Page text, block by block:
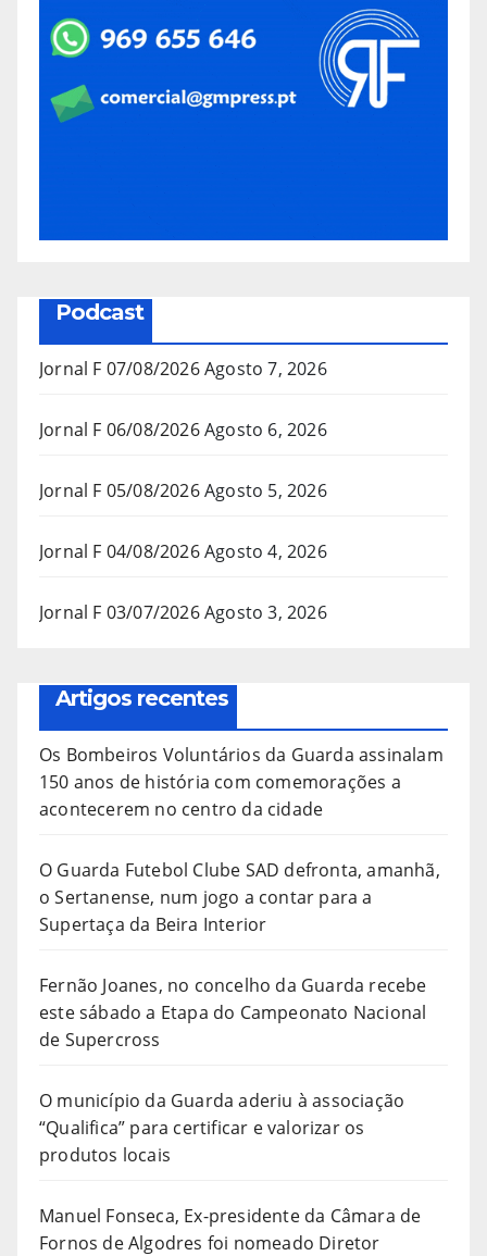
Podcast
Jornal F 07/08/2026Agosto 7, 2026
Jornal F 06/08/2026Agosto 6, 2026
Jornal F 05/08/2026Agosto 5, 2026
Jornal F 04/08/2026Agosto 4, 2026
Jornal F 03/07/2026Agosto 3, 2026
Artigos recentes
Os Bombeiros Voluntários da Guarda assinalam
150 anos de história com comemorações a
acontecerem no centro da cidade
O Guarda Futebol Clube SAD defronta, amanhã,
o Sertanense, num jogo a contar para a
Supertaça da Beira Interior
Fernão Joanes, no concelho da Guarda recebe
este sábado a Etapa do Campeonato Nacional
de Supercross
O município da Guarda aderiu à associação
“Qualifica” para certificar e valorizar os
produtos locais
Manuel Fonseca, Ex-presidente da Câmara de
Fornos de Algodres foi nomeado Diretor